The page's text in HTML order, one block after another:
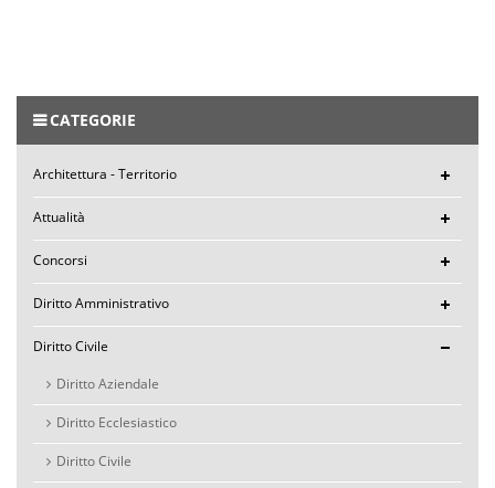
CATEGORIE
Architettura - Territorio
Attualità
Concorsi
Diritto Amministrativo
Diritto Civile
Diritto Aziendale
Diritto Ecclesiastico
Diritto Civile